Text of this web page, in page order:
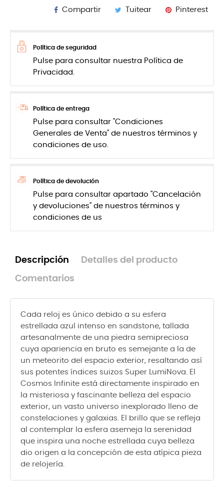
Compartir Tuitear Pinterest
Política de seguridad
Pulse para consultar nuestra Política de
Privacidad.
Política de entrega
Pulse para consultar "Condiciones
Generales de Venta" de nuestros términos y
condiciones de uso.
Política de devolución
Pulse para consultar apartado "Cancelación
y devoluciones" de nuestros términos y
condiciones de us
Descripción Detalles del producto
Comentarios
Cada reloj es único debido a su esfera
estrellada azul intenso en sandstone, tallada
artesanalmente de una piedra semipreciosa
cuya apariencia en bruto es semejante a la de
un meteorito del espacio exterior, resaltando así
sus potentes índices suizos Super LumiNova. El
Cosmos Infinite está directamente inspirado en
la misteriosa y fascinante belleza del espacio
exterior, un vasto universo inexplorado lleno de
constelaciones y galaxias. El brillo que se refleja
al contemplar la esfera asemeja la serenidad
que inspira una noche estrellada cuya belleza
dio origen a la concepción de esta atípica pieza
de relojería.